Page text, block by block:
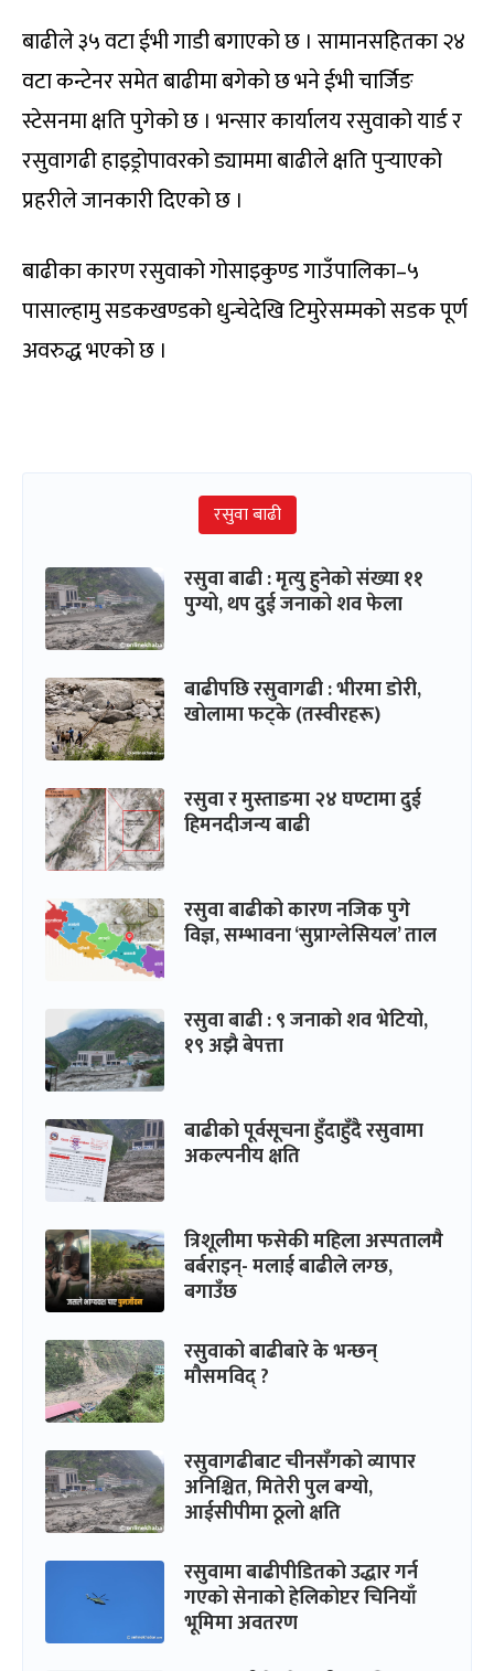
बाढीले ३५ वटा ईभी गाडी बगाएको छ । सामानसहितका २४
वटा कन्टेनर समेत बाढीमा बगेको छ भने ईभी चार्जिङ
स्टेसनमा क्षति पुगेको छ । भन्सार कार्यालय रसुवाको यार्ड र
रसुवागढी हाइड्रोपावरको ड्याममा बाढीले क्षति पुर्‍याएको
प्रहरीले जानकारी दिएको छ ।
बाढीका कारण रसुवाको गोसाइकुण्ड गाउँपालिका–५
पासाल्हामु सडकखण्डको धुन्चेदेखि टिमुरेसम्मको सडक पूर्ण
अवरुद्ध भएको छ ।
रसुवा बाढी
रसुवा बाढी : मृत्यु हुनेको संख्या ११
पुग्यो, थप दुई जनाको शव फेला
बाढीपछि रसुवागढी : भीरमा डोरी,
खोलामा फट्के (तस्वीरहरू)
रसुवा र मुस्ताङमा २४ घण्टामा दुई
हिमनदीजन्य बाढी
रसुवा बाढीको कारण नजिक पुगे
विज्ञ, सम्भावना ‘सुप्राग्लेसियल’ ताल
रसुवा बाढी : ९ जनाको शव भेटियो,
१९ अझै बेपत्ता
बाढीको पूर्वसूचना हुँदाहुँदै रसुवामा
अकल्पनीय क्षति
त्रिशूलीमा फसेकी महिला अस्पतालमै
बर्बराइन्- मलाई बाढीले लग्छ,
बगाउँछ
रसुवाको बाढीबारे के भन्छन्
मौसमविद् ?
रसुवागढीबाट चीनसँगको व्यापार
अनिश्चित, मितेरी पुल बग्यो,
आईसीपीमा ठूलो क्षति
रसुवामा बाढीपीडितको उद्धार गर्न
गएको सेनाको हेलिकोप्टर चिनियाँ
भूमिमा अवतरण